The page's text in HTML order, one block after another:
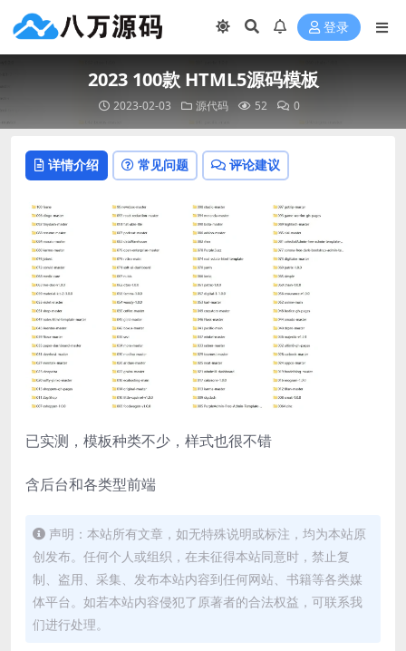
登录
2023 100款 HTML5源码模板
2023-02-03 源代码 52 0
详情介绍 常见问题 评论建议
已实测，模板种类不少，样式也很不错
含后台和各类型前端
声明：本站所有文章，如无特殊说明或标注，均为本站原
创发布。任何个人或组织，在未征得本站同意时，禁止复
制、盗用、采集、发布本站内容到任何网站、书籍等各类媒
体平台。如若本站内容侵犯了原著者的合法权益，可联系我
们进行处理。